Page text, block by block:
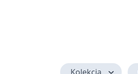
Kolekcja